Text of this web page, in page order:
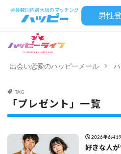
男性
出会い恋愛のハッピーメール
TAG
「プレゼント」一覧
2026年6月
好きな人が